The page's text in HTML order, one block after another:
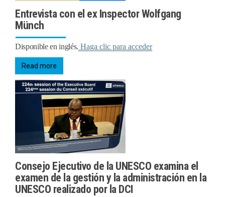
Entrevista con el ex Inspector Wolfgang
Münch
Disponible en inglés. Haga clic para acceder
Read more
Consejo Ejecutivo de la UNESCO examina el
examen de la gestión y la administración en la
UNESCO realizado por la DCI